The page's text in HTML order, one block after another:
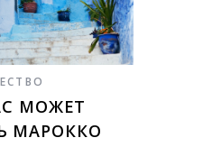
МОЖЕТ
МАРОККО